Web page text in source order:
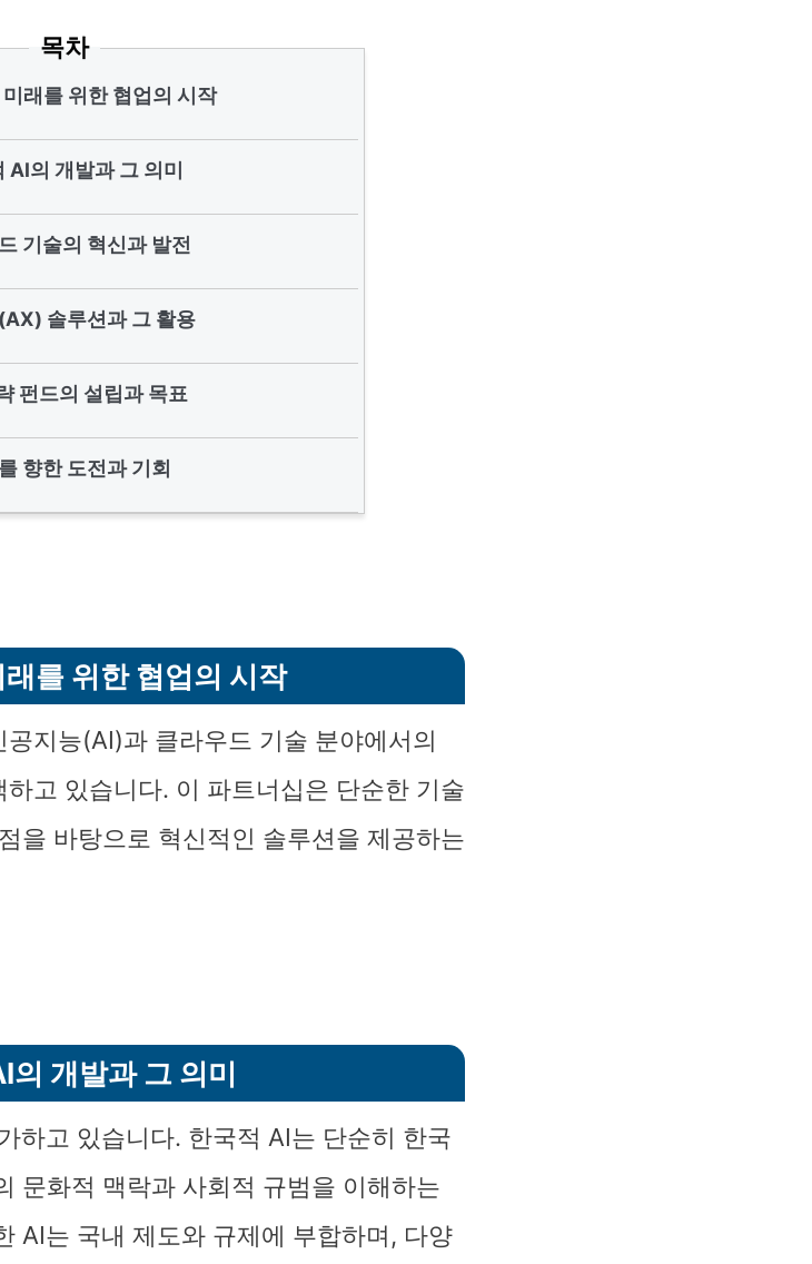
목차
래를 위한 협업의 시작
AI의 개발과 그 의미
기술의 혁신과 발전
솔루션과 그 활용
펀드의 설립과 목표
향한 도전과 기회
를 위한 협업의 시작
지능(AI)과 클라우드 기술 분야에서의
고 있습니다. 이 파트너십은 단순한 기술
을 바탕으로 혁신적인 솔루션을 제공하는
의 개발과 그 의미
하고 있습니다. 한국적 AI는 단순히 한국
문화적 맥락과 사회적 규범을 이해하는
AI는 국내 제도와 규제에 부합하며, 다양